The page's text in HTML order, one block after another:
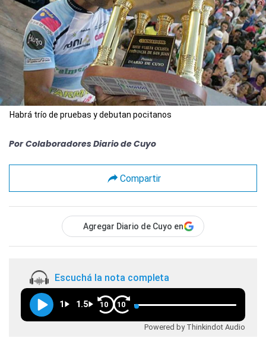
Habrá trío de pruebas y debutan pocitanos
Por Colaboradores Diario de Cuyo
Compartir
Agregar Diario de Cuyo en
Escuchá la nota completa
1 1.5 10 10
Powered by Thinkindot Audio